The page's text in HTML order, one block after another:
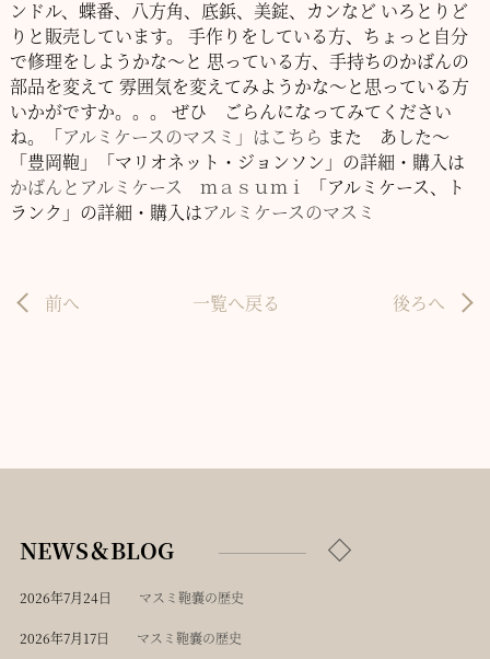
ンドル、蝶番、八方角、底鋲、美錠、カンなど いろとりど
りと販売しています。
手作りをしている方、ちょっと自分
で修理をしようかな～と 思っている方、手持ちのかばんの
部品を変えて 雰囲気を変えてみようかな～と思っている方
いかがですか。。。
ぜひ ごらんになってみてください
ね。「アルミケースのマスミ」はこちら また あした～
「豊岡鞄」「マリオネット・ジョンソン」の詳細・購入は
かばんとアルミケース ｍａｓｕｍｉ
「アルミケース、ト
ランク」の詳細・購入はアルミケースのマスミ
前へ 一覧へ戻る 後ろへ
NEWS＆BLOG
2026年7月24日 マスミ鞄嚢の歴史
2026年7月17日 マスミ鞄嚢の歴史